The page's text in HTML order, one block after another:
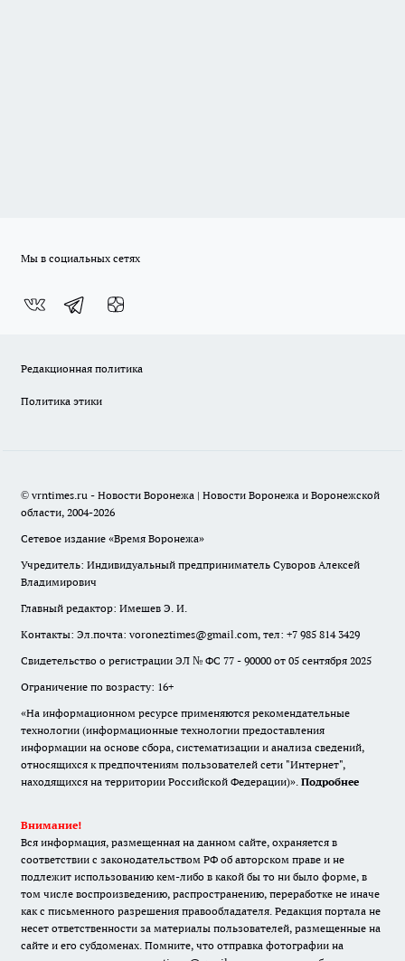
Мы в социальных сетях
Редакционная политика
Политика этики
© vrntimes.ru - Новости Воронежа | Новости Воронежа и Воронежской
области, 2004-2026
Сетевое издание «Время Воронежа»
Учредитель: Индивидуальный предприниматель Суворов Алексей
Владимирович
Главный редактор: Имешев Э. И.
Контакты: Эл.почта: voroneztimes@gmail.com, тел: +7 985 814 3429
Свидетельство о регистрации ЭЛ № ФС 77 - 90000 от 05 сентября 2025
Ограничение по возрасту: 16+
«На информационном ресурсе применяются рекомендательные
технологии (информационные технологии предоставления
информации на основе сбора, систематизации и анализа сведений,
относящихся к предпочтениям пользователей сети "Интернет",
находящихся на территории Российской Федерации)». Подробнее
Внимание!
Вся информация, размещенная на данном сайте, охраняется в
соответствии с законодательством РФ об авторском праве и не
подлежит использованию кем-либо в какой бы то ни было форме, в
том числе воспроизведению, распространению, переработке не иначе
как с письменного разрешения правообладателя. Редакция портала не
несет ответственности за материалы пользователей, размещенные на
сайте и его субдоменах. Помните, что отправка фотографии на